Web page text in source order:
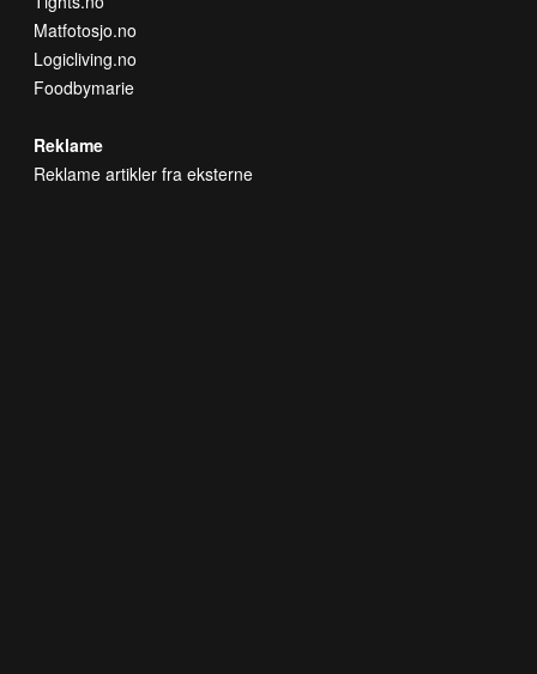
Matfotosjo.no
Logicliving.no
Foodbymarie
Reklame
Reklame artikler fra eksterne